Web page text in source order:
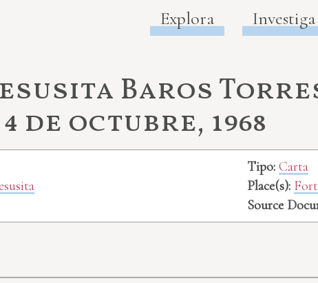
Explora Investiga
Baros
de octubre, 1968
Tipo: Carta
Place(s):
Source